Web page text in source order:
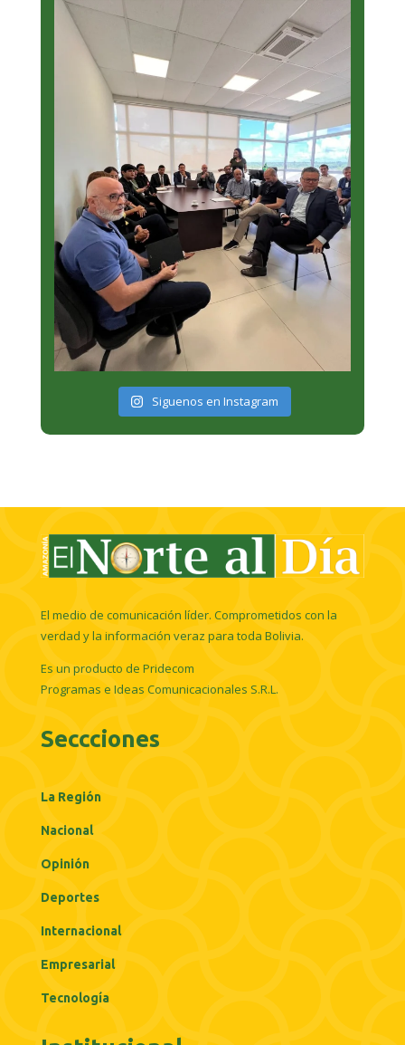
Siguenos en Instagram
El medio de comunicación líder. Comprometidos con la
verdad y la información veraz para toda Bolivia.
Es un producto de Pridecom
Programas e Ideas Comunicacionales S.R.L.
Seccciones
La Región
Nacional
Opinión
Deportes
Internacional
Empresarial
Tecnología